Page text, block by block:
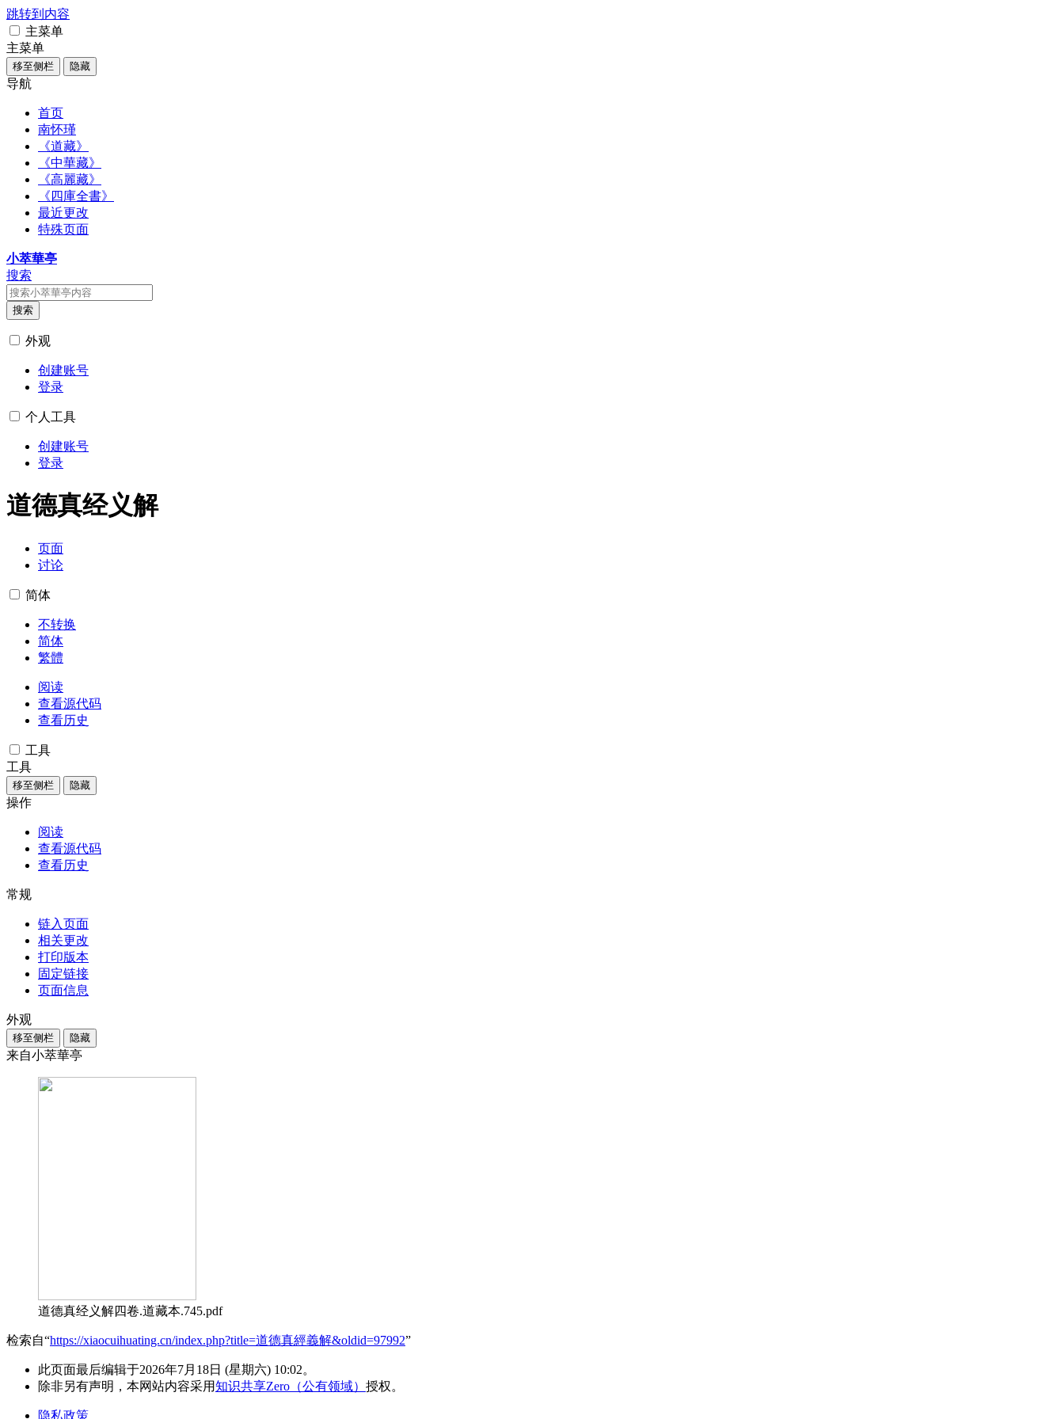
跳转到内容
主菜单
主菜单
移至侧栏 隐藏
导航
首页
南怀瑾
《道藏》
《中華藏》
《高麗藏》
《四庫全書》
最近更改
特殊页面
小萃華亭
搜索
搜索
外观
创建账号
登录
个人工具
创建账号
登录
道德真经义解
页面
讨论
简体
不转换
简体
繁體
阅读
查看源代码
查看历史
工具
工具
移至侧栏 隐藏
操作
阅读
查看源代码
查看历史
常规
链入页面
相关更改
打印版本
固定链接
页面信息
外观
移至侧栏 隐藏
来自小萃華亭
道德真经义解四卷.道藏本.745.pdf
检索自“https://xiaocuihuating.cn/index.php?title=道德真經義解&oldid=97992”
此页面最后编辑于2026年7月18日 (星期六) 10:02。
除非另有声明，本网站内容采用知识共享Zero（公有领域） 授权。
隐私政策